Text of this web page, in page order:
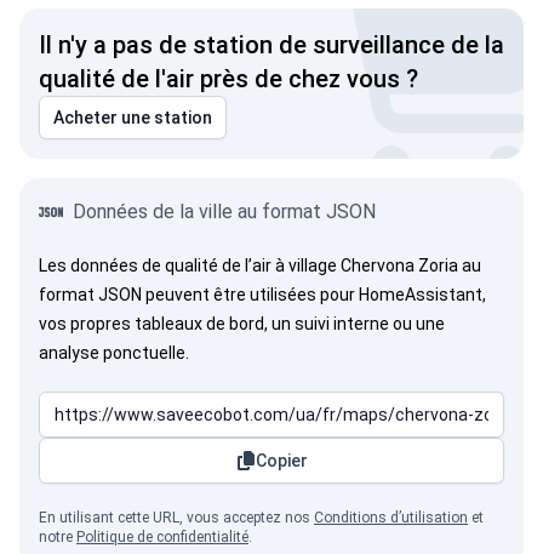
Il n'y a pas de station de surveillance de la
qualité de l'air près de chez vous ?
Acheter une station
Données de la ville au format JSON
Les données de qualité de l’air à village Chervona Zoria au
format JSON peuvent être utilisées pour HomeAssistant,
vos propres tableaux de bord, un suivi interne ou une
analyse ponctuelle.
Copier
En utilisant cette URL, vous acceptez nos Conditions d’utilisation et
notre Politique de confidentialité.